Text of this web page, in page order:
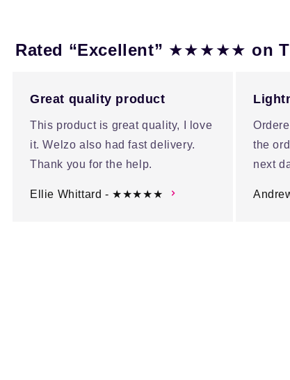
Rated “Excellent” ★★★★★ on
Great quality product
This product is great quality, I love
it. Welzo also had fast delivery.
Thank you for the help.
Ellie Whittard - ★★★★★
the
next